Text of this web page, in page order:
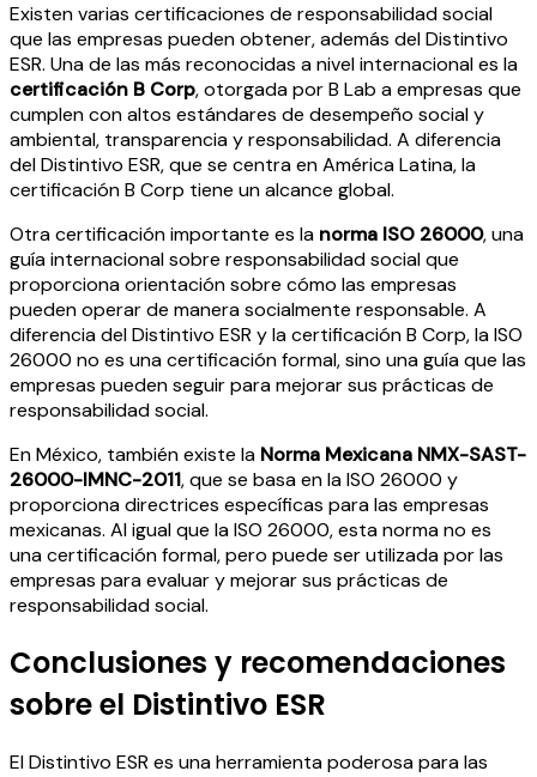
Existen varias certificaciones de responsabilidad social
que las empresas pueden obtener, además del Distintivo
ESR. Una de las más reconocidas a nivel internacional es la
certificación B Corp, otorgada por B Lab a empresas que
cumplen con altos estándares de desempeño social y
ambiental, transparencia y responsabilidad. A diferencia
del Distintivo ESR, que se centra en América Latina, la
certificación B Corp tiene un alcance global.
Otra certificación importante es la norma ISO 26000, una
guía internacional sobre responsabilidad social que
proporciona orientación sobre cómo las empresas
pueden operar de manera socialmente responsable. A
diferencia del Distintivo ESR y la certificación B Corp, la ISO
26000 no es una certificación formal, sino una guía que las
empresas pueden seguir para mejorar sus prácticas de
responsabilidad social.
En México, también existe la Norma Mexicana NMX-SAST-
26000-IMNC-2011, que se basa en la ISO 26000 y
proporciona directrices específicas para las empresas
mexicanas. Al igual que la ISO 26000, esta norma no es
una certificación formal, pero puede ser utilizada por las
empresas para evaluar y mejorar sus prácticas de
responsabilidad social.
Conclusiones y recomendaciones
sobre el Distintivo ESR
El Distintivo ESR es una herramienta poderosa para las